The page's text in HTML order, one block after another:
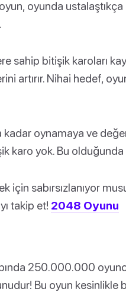
oyun, oyunda
sahip bitişik karoları
artırır. Nihai hedef,
oynamaya ve
karo yok. Bu
için sabırsızlanıyor
takip et! 2048 Oyunu
250.000.000
Bu oyun kesinlikle